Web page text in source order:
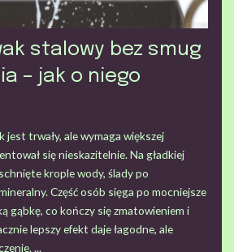
stalowy bez smug
– jak o niego
jest trwały, ale wymaga większej
się nieskazitelnie. Na gładkiej
krople wody, ślady po
Część osób sięga po mocniejsze
gąbkę, co kończy się zmatowieniem i
lepszy efekt daje łagodne, ale
...